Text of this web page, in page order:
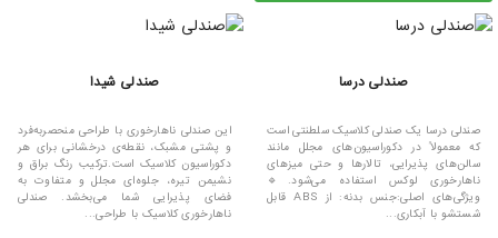
صندلی درسا
صندلی درسا یک صندلی کلاسیک سلطنتی است
که معمولاً در دکوراسیون‌های مجلل مانند
سالن‌های پذیرایی، تالارها و حتی میزهای
ناهارخوری لوکس استفاده می‌شود.🔹
ویژگی‌های اصلی:جنس بدنه: از ABS قابل
شستشو با آبکاری...
صندلی شیدا
این صندلی ناهارخوری با طراحی منحصربه‌فرد
و پشتی مشبک، نقطه‌ی درخشانی برای هر
دکوراسیون کلاسیک است.ترکیب رنگ براق و
نشیمن تیره، جلوه‌ای مجلل و متفاوت به
فضای پذیرایی شما می‌بخشد. صندلی
ناهارخوری کلاسیک با طراحی...